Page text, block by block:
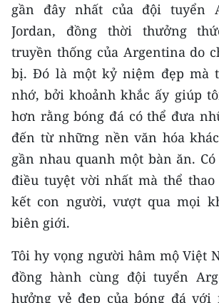
gần đây nhất của đội tuyển
Jordan, đồng thời thưởng
truyền thống của Argentina do
bị. Đó là một kỷ niệm đẹp mà
nhớ, bởi khoảnh khắc ấy giúp
hơn rằng bóng đá có thể đưa
đến từ những nền văn hóa
gần nhau quanh một bàn ăn.
điều tuyệt vời nhất mà thể
kết con người, vượt qua mọi
biên giới.
Tôi hy vọng người hâm mộ Việt
đồng hành cùng đội tuyển
hưởng vẻ đẹp của bóng đá với